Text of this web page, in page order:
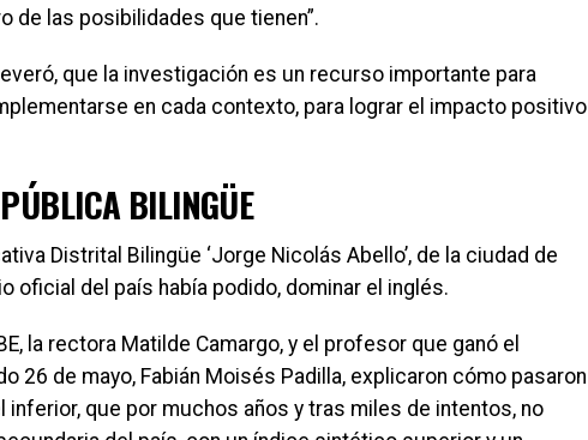
de las posibilidades que tienen”.
que la investigación es un recurso importante para
en cada contexto, para lograr el impacto positivo
BILINGÜE
Distrital Bilingüe ‘Jorge Nicolás Abello’, de la ciudad de
oficial del país había podido, dominar el inglés.
la rectora Matilde Camargo, y el profesor que ganó el
26 de mayo, Fabián Moisés Padilla, explicaron cómo pasaron
que por muchos años y tras miles de intentos, no